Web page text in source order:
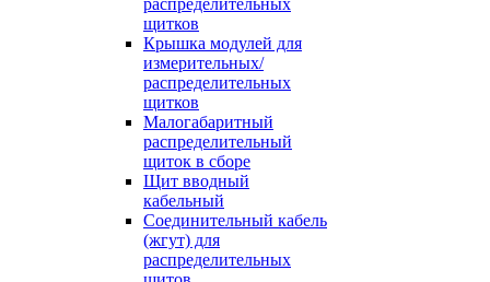
распределительных
щитков
Крышка модулей для
измерительных/
распределительных
щитков
Малогабаритный
распределительный
щиток в сборе
Щит вводный
кабельный
Соединительный кабель
(жгут) для
распределительных